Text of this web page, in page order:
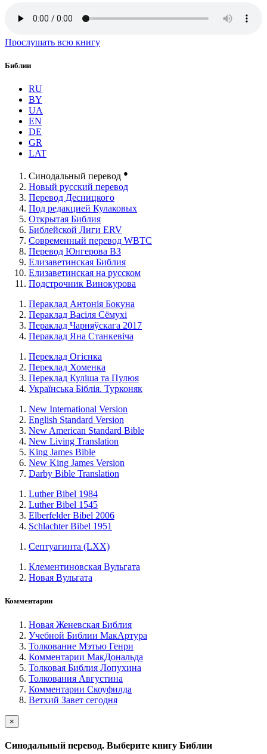
Прослушать всю книгу
Библии
RU
BY
UA
EN
DE
GR
LAT
Синодальный перевод ●
Новый русский перевод
Перевод Десницкого
Под редакцией Кулаковых
Открытая Библия
Библейской Лиги ERV
Cовременный перевод WBTC
Перевод Юнгерова ВЗ
Елизаветинская Библия
Елизаветинская на русском
Подстрочник Винокурова
Пераклад Антонія Бокуна
Пераклад Васіля Сёмухі
Пераклад Чарняўскага 2017
Пераклад Яна Станкевіча
Переклад Огієнка
Переклад Хоменка
Переклад Куліша та Пулюя
Українська Біблія. Турконяк
New International Version
English Standard Version
New American Standard Bible
New Living Translation
King James Bible
New King James Version
Darby Bible Translation
Luther Bibel 1984
Luther Bibel 1545
Elberfelder Bibel 2006
Schlachter Bibel 1951
Септуагинта (LXX)
Клементиновская Вульгата
Новая Вульгата
Комментарии
Новая Женевская Библия
Учебной Библии МакАртура
Толкование Мэтью Генри
Комментарии МакДональда
Толковая Библия Лопухина
Толкования Августина
Комментарии Скоуфилда
Ветхий Завет сегодня
×
Синодальный перевод. Выберите книгу Библии